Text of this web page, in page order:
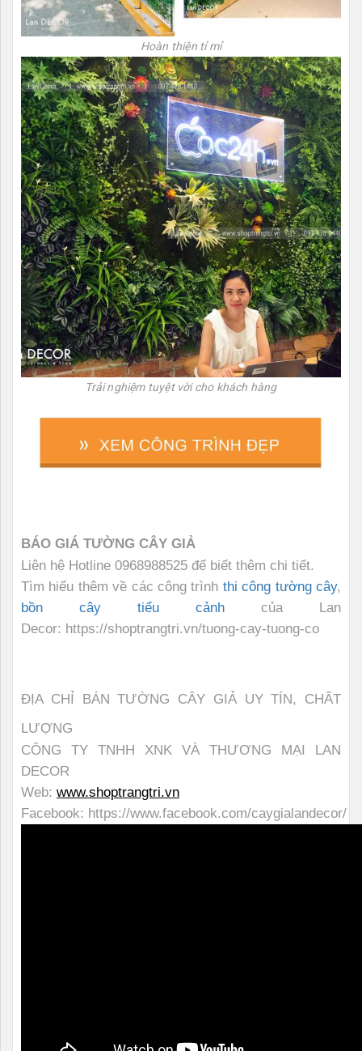
Hoàn thiện tỉ mỉ
Trải nghiệm tuyệt vời cho khách hàng
BÁO GIÁ TƯỜNG CÂY GIẢ
Liên hệ Hotline 0968988525 để biết thêm chi tiết.
Tìm hiểu thêm về các công trình thi công tường cây,
bồn cây tiểu cảnh của Lan
Decor: https://shoptrangtri.vn/tuong-cay-tuong-co
ĐỊA CHỈ BÁN TƯỜNG CÂY GIẢ UY TÍN, CHẤT
LƯỢNG
CÔNG TY TNHH XNK VÀ THƯƠNG MẠI LAN
DECOR
Web: www.shoptrangtri.vn
Facebook: https://www.facebook.com/caygialandecor/